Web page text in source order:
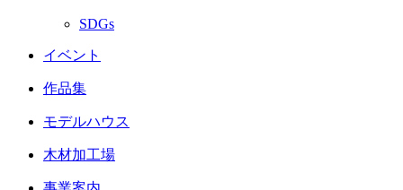
SDGs
イベント
作品集
モデルハウス
木材加工場